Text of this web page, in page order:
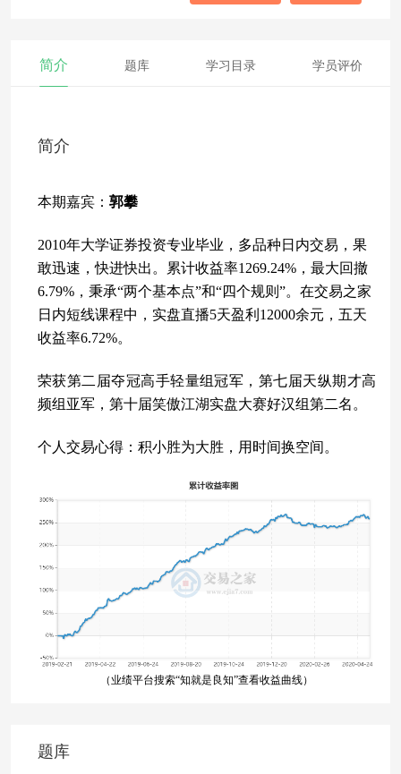
简介 题库 学习目录 学员评价
简介
本期嘉宾： 郭攀
2010年大学证券投资专业毕业 ，多品种日内交易，果
敢迅速，快进快出。累计收益率1269.24%，最大回撤
6.79%，秉承“两个基本点”和“四个规则”。在交易之家
日内短线课程中，实盘直播5天盈利12000余元，五天
收益率6.72%。
荣获第二届夺冠高手轻量组冠军，第七届天纵期才高
频组亚军，第十届笑傲江湖实盘大赛好汉组第二名。
个人交易心得：积小胜为大胜，用时间换空间。
（业绩平台搜索“知就是良知”查看收益曲线）
题库